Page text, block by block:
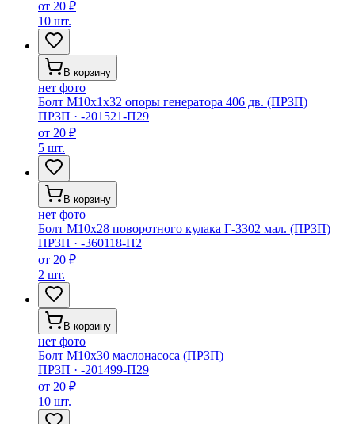
от 20 ₽
10 шт.
В корзину
нет фото
Болт М10х1х32 опоры генератора 406 дв. (ПРЗП)
ПРЗП · -201521-П29
от 20 ₽
5 шт.
В корзину
нет фото
Болт М10х28 поворотного кулака Г-3302 мал. (ПРЗП)
ПРЗП · -360118-П2
от 20 ₽
2 шт.
В корзину
нет фото
Болт М10х30 маслонасоса (ПРЗП)
ПРЗП · -201499-П29
от 20 ₽
10 шт.